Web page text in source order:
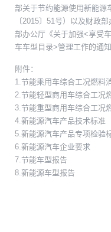
部关于节约能源使用新能源
〔2015〕51号）以及财政
部办公厅《关于加强<享受
车车型目录>管理工作的通
附件：
1.节能乘用车综合工况燃料
2.节能轻型商用车综合工况
3.节能重型商用车综合工况
4.新能源汽车产品技术标准
5.新能源汽车产品专项检验
6.新能源汽车企业要求
7.节能车型报告
8.新能源车型报告